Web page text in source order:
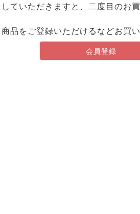
ていただきますと、二度目のお
品をご登録いただけるなどお買
会員登録